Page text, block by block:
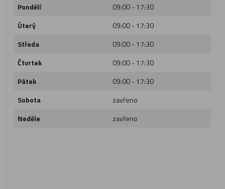
Pondělí
09:00 - 17:30
Úterý
09:00 - 17:30
Středa
09:00 - 17:30
Čtvrtek
09:00 - 17:30
Pátek
09:00 - 17:30
Sobota
zavřeno
Neděle
zavřeno